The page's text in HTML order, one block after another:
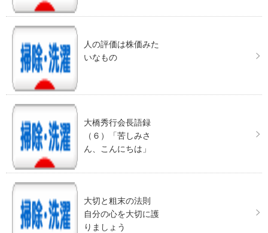
人の評価は株価みた
いなもの
大橋秀行会長語録
（６）「苦しみさ
ん、こんにちは」
大切と粗末の法則
自分の心を大切に護
りましょう